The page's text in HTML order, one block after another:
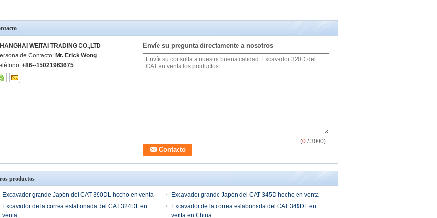
WEITAI TRADING CO.,LTD
de Contacto: Mr. Erick Wong
+86--15021963675
Envíe su pregunta directamente a nosotros
(0 / 3000)
productos
Excavador grande Japón del CAT 390DL hecho en venta
Excavador grande Japón del CAT 345D hecho en venta
Excavador de la correa eslabonada del CAT 324DL en
venta
Excavador de la correa eslabonada del CAT 349DL en
venta en China